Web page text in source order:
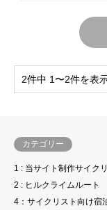
2件中 1〜2件を表
カテゴリー
1 : 当サイト制作サイク
2 : ヒルクライムルート
4：サイクリスト向け宿